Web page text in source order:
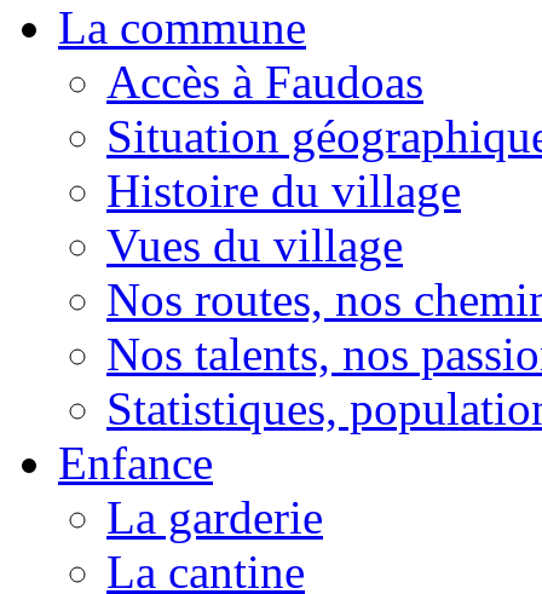
La commune
Accès à Faudoas
Situation
Histoire du village
Vues du village
Nos routes, nos
Nos talents, nos
Statistiques,
Enfance
La garderie
La cantine